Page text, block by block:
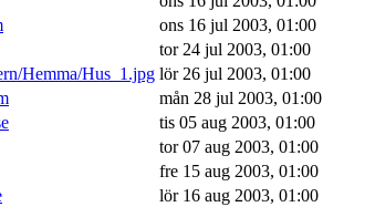
ons 16 jul 2003, 01:00
tor 24 jul 2003, 01:00
Hemma/Hus_1.jpg lör 26 jul 2003, 01:00
mån 28 jul 2003, 01:00
tis 05 aug 2003, 01:00
tor 07 aug 2003, 01:00
fre 15 aug 2003, 01:00
lör 16 aug 2003, 01:00